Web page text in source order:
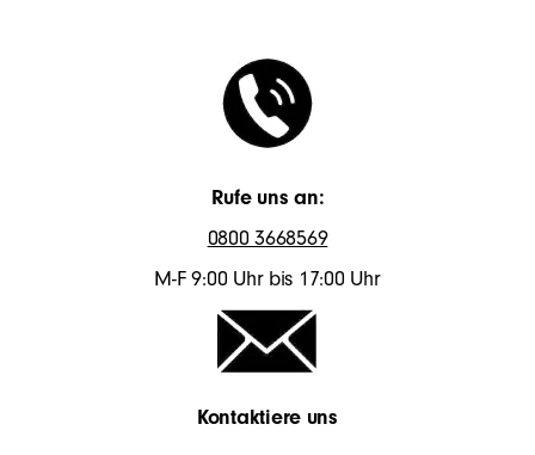
Rufe uns an:
0800 3668569
M-F 9:00 Uhr bis 17:00 Uhr
Kontaktiere uns